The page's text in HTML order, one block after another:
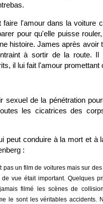
l'amour dans la voiture
pour qu'elle puisse
histoire. James après
à sortir de la route.
il lui fait l'amour promettant
de la pénétration
les cicatrices des
peut conduire à la mort et à
:
pas un film de voitures mais sur
vue était important. Quelques
filmé les scènes de
le sont les véritables accidents.